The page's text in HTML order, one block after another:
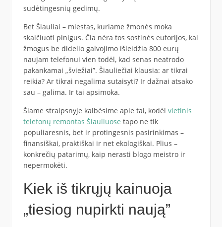
sudėtingesnių gedimų.
Bet Šiauliai – miestas, kuriame žmonės moka
skaičiuoti pinigus. Čia nėra tos sostinės euforijos, kai
žmogus be didelio galvojimo išleidžia 800 eurų
naujam telefonui vien todėl, kad senas neatrodo
pakankamai „šviežiai”. Šiauliečiai klausia: ar tikrai
reikia? Ar tikrai negalima sutaisyti? Ir dažnai atsako
sau – galima. Ir tai apsimoka.
Šiame straipsnyje kalbėsime apie tai, kodėl vietinis
telefonų remontas Šiauliuose tapo ne tik
populiaresnis, bet ir protingesnis pasirinkimas –
finansiškai, praktiškai ir net ekologiškai. Plius –
konkrečių patarimų, kaip nerasti blogo meistro ir
nepermokėti.
Kiek iš tikrųjų kainuoja
„tiesiog nupirkti naują”